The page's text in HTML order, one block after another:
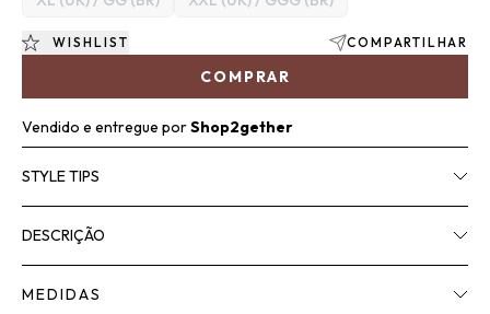
COMPRAR
WISHLIST COMPARTILHAR
Vendido e entregue porShop2gether
STYLE TIPS
DESCRIÇÃO
MEDIDAS